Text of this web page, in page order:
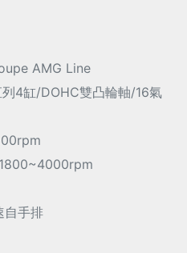
AMG Line
4缸/DOHC雙凸輪軸/16氣
自手排